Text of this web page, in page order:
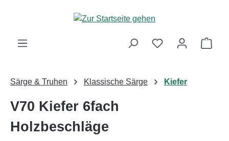
Zum Hauptinhalt springen
Särge & Truhen Klassische Särge Kiefer
V70 Kiefer 6fach
Holzbeschläge